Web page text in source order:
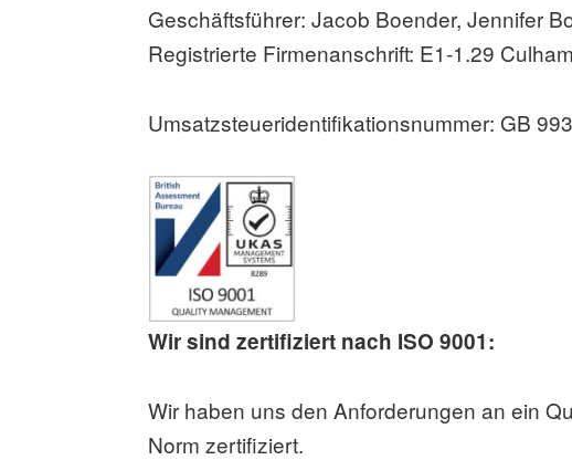
Geschäftsführer: Jacob Boender, Jennifer
Registrierte Firmenanschrift: E1-1.29
Umsatzsteueridentifikationsnummer: GB
Wir sind zertifiziert nach ISO 9001:
Wir haben uns den Anforderungen an ein
Norm zertifiziert.